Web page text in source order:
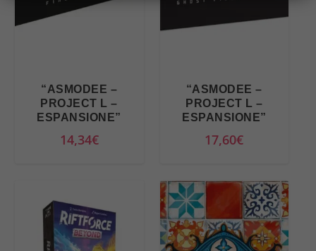
“ASMODEE –
PROJECT L –
ESPANSIONE”
14,34€
“ASMODEE –
PROJECT L –
ESPANSIONE”
17,60€